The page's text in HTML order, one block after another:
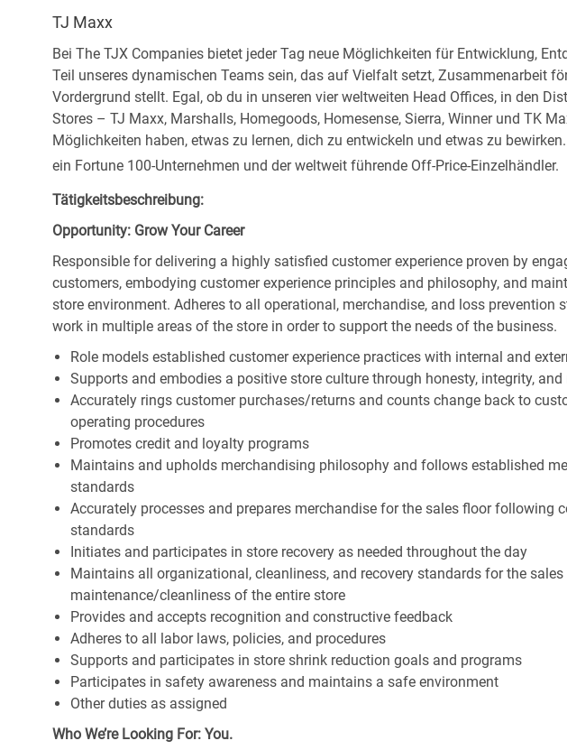
TJ Maxx
Bei The TJX Companies bietet jeder Tag neue Möglichkeiten für Entwicklung,
Teil unseres dynamischen Teams sein, das auf Vielfalt setzt, Zusammenarbeit
Vordergrund stellt. Egal, ob du in unseren vier weltweiten Head Offices, in den
Stores – TJ Maxx, Marshalls, Homegoods, Homesense, Sierra, Winner und TK
Möglichkeiten haben, etwas zu lernen, dich zu entwickeln und etwas zu
ein Fortune 100-Unternehmen und der weltweit führende Off-Price-Einzelhändler.
Tätigkeitsbeschreibung:
Opportunity: Grow Your Career
Responsible for delivering a highly satisfied customer experience proven by
customers, embodying customer experience principles and philosophy, and
store environment. Adheres to all operational, merchandise, and loss prevention
work in multiple areas of the store in order to support the needs of the business.
Role models established customer experience practices with internal and
Supports and embodies a positive store culture through honesty, integrity, and
Accurately rings customer purchases/returns and counts change back to
operating procedures
Promotes credit and loyalty programs
Maintains and upholds merchandising philosophy and follows established
standards
Accurately processes and prepares merchandise for the sales floor following
standards
Initiates and participates in store recovery as needed throughout the day
Maintains all organizational, cleanliness, and recovery standards for the
maintenance/cleanliness of the entire store
Provides and accepts recognition and constructive feedback
Adheres to all labor laws, policies, and procedures
Supports and participates in store shrink reduction goals and programs
Participates in safety awareness and maintains a safe environment
Other duties as assigned
Who We’re Looking For: You.